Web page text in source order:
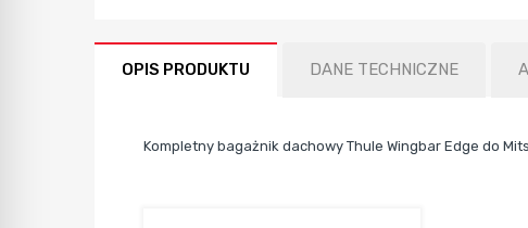
OPIS PRODUKTU DANE TECHNICZNE
Kompletny bagażnik dachowy Thule Wingbar Edge do